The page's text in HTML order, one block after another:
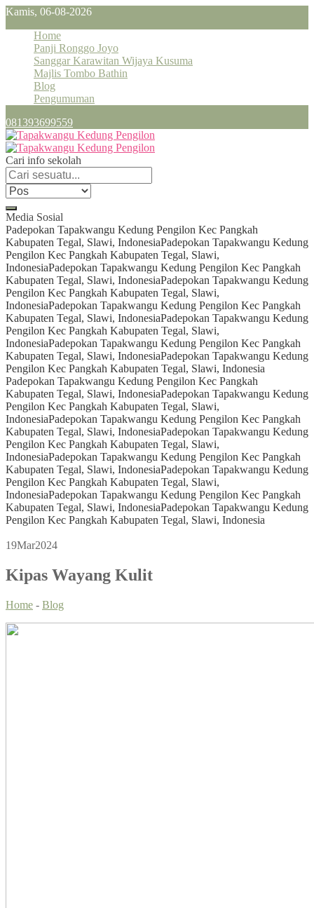
Kamis, 06-08-2026
Home
Panji Ronggo Joyo
Sanggar Karawitan Wijaya Kusuma
Majlis Tombo Bathin
Blog
Pengumuman
081393699559
Cari info sekolah
Media Sosial
Padepokan Tapakwangu Kedung Pengilon Kec Pangkah
Kabupaten Tegal, Slawi, IndonesiaPadepokan Tapakwangu Kedung
Pengilon Kec Pangkah Kabupaten Tegal, Slawi,
IndonesiaPadepokan Tapakwangu Kedung Pengilon Kec Pangkah
Kabupaten Tegal, Slawi, IndonesiaPadepokan Tapakwangu Kedung
Pengilon Kec Pangkah Kabupaten Tegal, Slawi,
IndonesiaPadepokan Tapakwangu Kedung Pengilon Kec Pangkah
Kabupaten Tegal, Slawi, IndonesiaPadepokan Tapakwangu Kedung
Pengilon Kec Pangkah Kabupaten Tegal, Slawi,
IndonesiaPadepokan Tapakwangu Kedung Pengilon Kec Pangkah
Kabupaten Tegal, Slawi, IndonesiaPadepokan Tapakwangu Kedung
Pengilon Kec Pangkah Kabupaten Tegal, Slawi, Indonesia
Padepokan Tapakwangu Kedung Pengilon Kec Pangkah
Kabupaten Tegal, Slawi, IndonesiaPadepokan Tapakwangu Kedung
Pengilon Kec Pangkah Kabupaten Tegal, Slawi,
IndonesiaPadepokan Tapakwangu Kedung Pengilon Kec Pangkah
Kabupaten Tegal, Slawi, IndonesiaPadepokan Tapakwangu Kedung
Pengilon Kec Pangkah Kabupaten Tegal, Slawi,
IndonesiaPadepokan Tapakwangu Kedung Pengilon Kec Pangkah
Kabupaten Tegal, Slawi, IndonesiaPadepokan Tapakwangu Kedung
Pengilon Kec Pangkah Kabupaten Tegal, Slawi,
IndonesiaPadepokan Tapakwangu Kedung Pengilon Kec Pangkah
Kabupaten Tegal, Slawi, IndonesiaPadepokan Tapakwangu Kedung
Pengilon Kec Pangkah Kabupaten Tegal, Slawi, Indonesia
19Mar2024
Kipas Wayang Kulit
Home - Blog